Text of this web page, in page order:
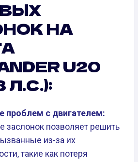
НА
U20
Л.С.):
проблем с двигателем:
заслонок позволяет решить
из-за их
такие как потеря